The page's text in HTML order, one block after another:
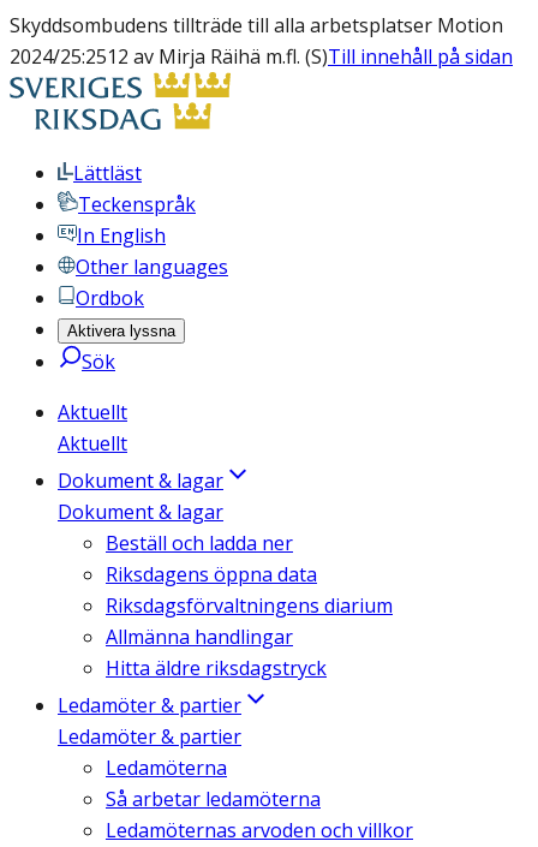
Skyddsombudens tillträde till alla arbetsplatser Motion
2024/25:2512 av Mirja Räihä m.fl. (S)Till innehåll på sidan
Lättläst
Teckenspråk
In English
Other languages
Ordbok
Aktivera lyssna
Sök
Aktuellt
Aktuellt
Dokument & lagar
Dokument & lagar
Beställ och ladda ner
Riksdagens öppna data
Riksdagsförvaltningens diarium
Allmänna handlingar
Hitta äldre riksdagstryck
Ledamöter & partier
Ledamöter & partier
Ledamöterna
Så arbetar ledamöterna
Ledamöternas arvoden och villkor